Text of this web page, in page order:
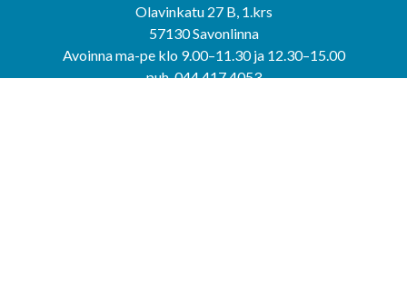
Olavinkatu 27 B, 1.krs
57130 Savonlinna
Avoinna ma-pe klo 9.00–11.30 ja 12.30–15.00
puh. 044 417 4053